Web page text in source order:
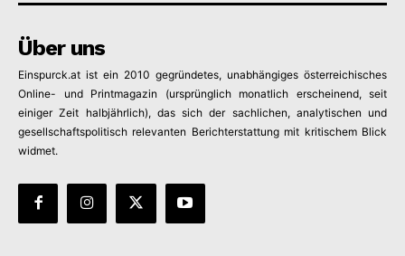
News Week
Magazine PRO
SUBSCRIBE NOW
Über uns
Einspurck.at ist ein 2010 gegründetes, unabhängiges österreichisches
Online- und Printmagazin (ursprünglich monatlich erscheinend, seit
einiger Zeit halbjährlich), das sich der sachlichen, analytischen und
gesellschaftspolitisch relevanten Berichterstattung mit kritischem Blick
widmet.